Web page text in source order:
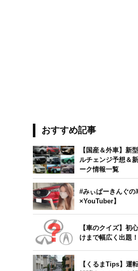
おすすめ記事
【国産＆外車】新
ルチェンジ予想＆
ーク情報一覧
#みぃぱーきんぐの
×YouTuber】
【車のクイズ】初
けまで幅広く出題！
【くるまTips】運